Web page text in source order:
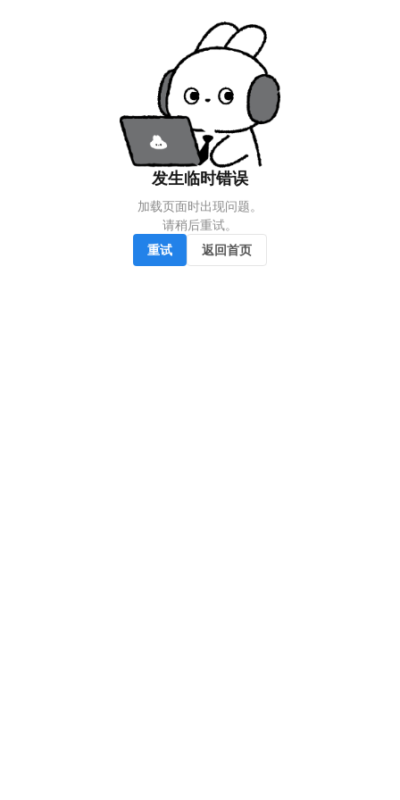
发生临时错误
加载页面时出现问题。
请稍后重试。
重试
返回首页